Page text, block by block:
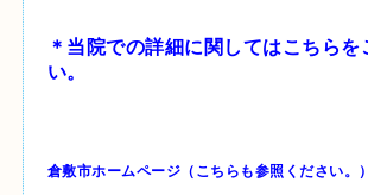
＊当院での詳細に関してはこちらを
い。
倉敷市ホームページ（こちらも参照ください。）